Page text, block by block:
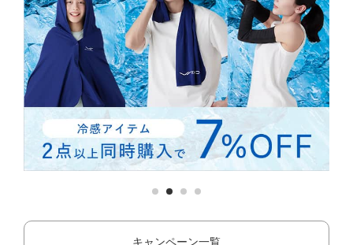
キャンペーン一覧